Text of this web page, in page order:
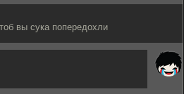
вы сука попередохли